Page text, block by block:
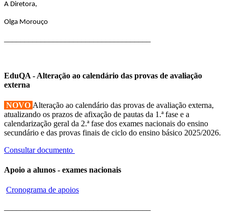
A Diretora,
Olga Morouço
EduQA - Alteração ao calendário das provas de avaliação
externa
NOVO Alteração ao calendário das provas de avaliação externa,
atualizando os prazos de afixação de pautas da 1.ª fase e a
calendarização geral da 2.ª fase dos exames nacionais do ensino
secundário e das provas finais de ciclo do ensino básico 2025/2026.
Consultar documento
Apoio a alunos - exames nacionais
Cronograma de apoios